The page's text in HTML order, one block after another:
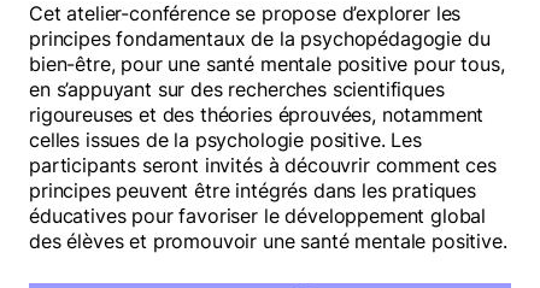
Mélomanes
Cet atelier-conférence se propose d’explorer les
principes fondamentaux de la psychopédagogie du
bien-être, pour une santé mentale positive pour tous,
en s’appuyant sur des recherches scientifiques
rigoureuses et des théories éprouvées, notamment
celles issues de la psychologie positive. Les
participants seront invités à découvrir comment ces
principes peuvent être intégrés dans les pratiques
éducatives pour favoriser le développement global
des élèves et promouvoir une santé mentale positive.